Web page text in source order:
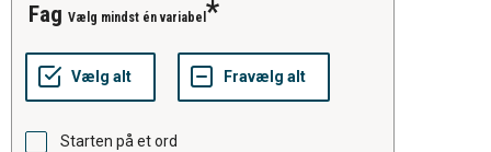
Fag Vælg mindst én variabel
Starten på et ord